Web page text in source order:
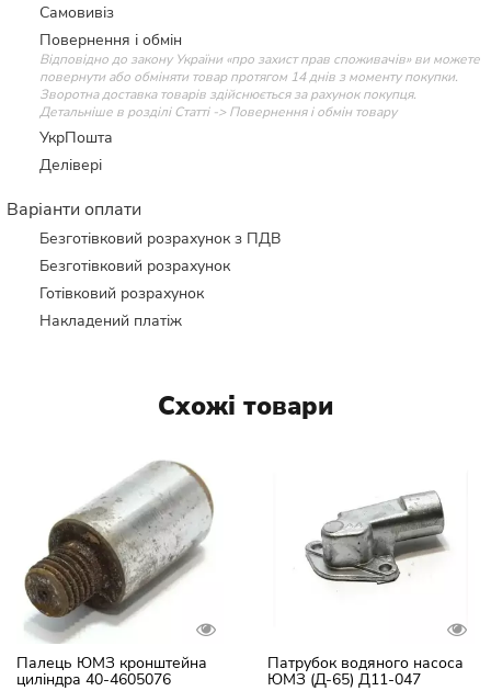
Самовивіз
Повернення і обмін
Відповідно до закону України «про захист прав споживачів» ви можете
повернути або обміняти товар протягом 14 днів з моменту покупки.
Зворотна доставка товарів здійснюється за рахунок покупця.
Детальніше в розділі Статті -> Повернення і обмін товару
УкрПошта
Делівері
Варіанти оплати
Безготівковий розрахунок з ПДВ
Безготівковий розрахунок
Готівковий розрахунок
Накладений платіж
Схожі товари
Палець ЮМЗ кронштейна
циліндра 40-4605076
Патрубок водяного насоса
ЮМЗ (Д-65) Д11-047